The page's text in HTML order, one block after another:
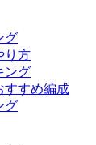
グ
り方
ング
すすめ編成
グ